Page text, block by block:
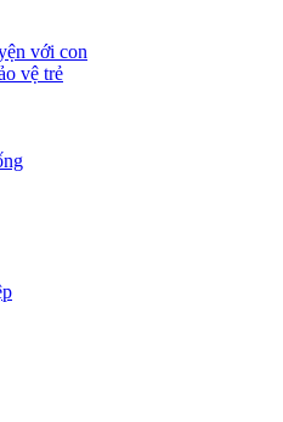
với con
vệ trẻ